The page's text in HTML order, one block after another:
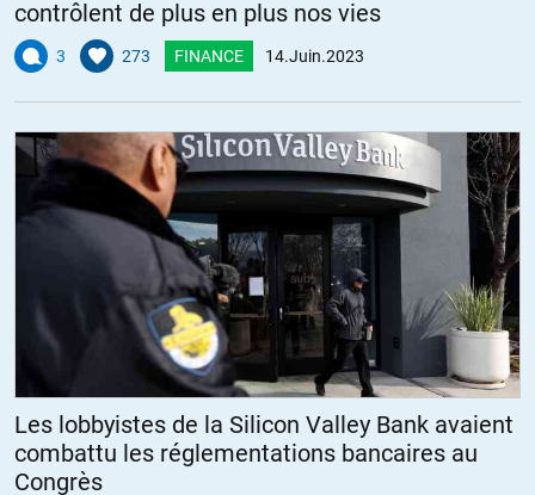
contrôlent de plus en plus nos vies
3 273 FINANCE 14.Juin.2023
Les lobbyistes de la Silicon Valley Bank avaient
combattu les réglementations bancaires au
Congrès